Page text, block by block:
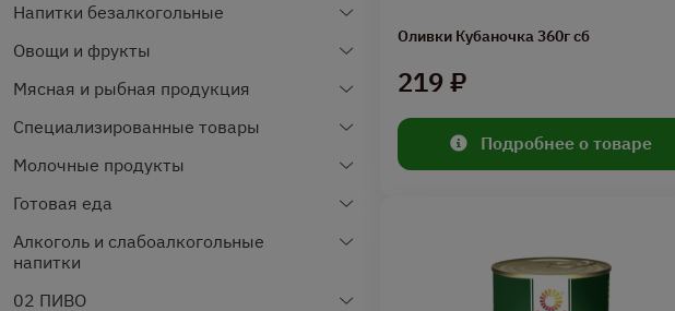
Напитки безалкогольные
Овощи и фрукты
Мясная и рыбная продукция
Специализированные товары
Молочные продукты
Готовая еда
Алкоголь и слабоалкогольные
напитки
02 ПИВО
Оливки Кубаночка 360г сб
219 ₽
Подробнее о товаре